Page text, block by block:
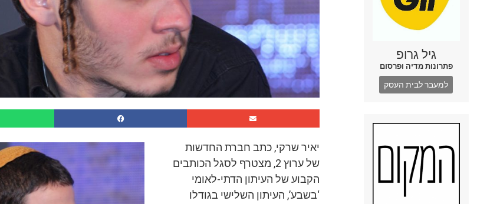
גיל גרופ
פתרונות מדיה ופרסום
למעבר לבית העסק
יאיר שרקי, כתב חברת החדשות
של ערוץ 2, מצטרף לסגל הכותבים
הקבוע של העיתון הדתי-לאומי
‘בשבע’, העיתון השלישי בגודלו